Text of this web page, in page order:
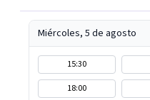
Miércoles, 5 de agosto
15:30
18:00